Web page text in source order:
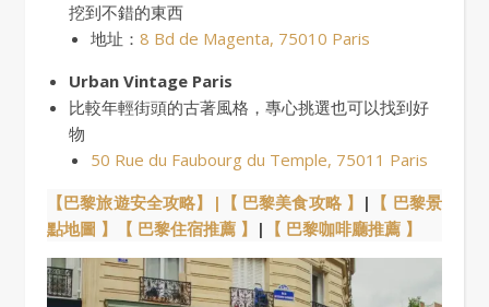
挖到不錯的東西
地址： 8 Bd de Magenta, 75010 Paris
Urban Vintage Paris
比較年輕街頭的古著風格，專心挑選也可以找到好
物
50 Rue du Faubourg du Temple, 75011 Paris
【巴黎旅遊安全攻略】| 【 巴黎美食攻略 】 | 【 巴黎景
點地圖 】
【 巴黎住宿推薦 】 | 【 巴黎咖啡廳推薦 】